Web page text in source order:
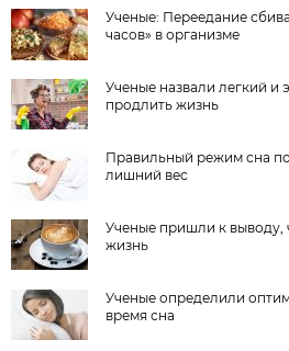
Ученые: Переедание
часов» в организме
Ученые назвали легкий и
продлить жизнь
Правильный режим сна
лишний вес
Ученые пришли к выводу,
жизнь
Ученые определили
время сна